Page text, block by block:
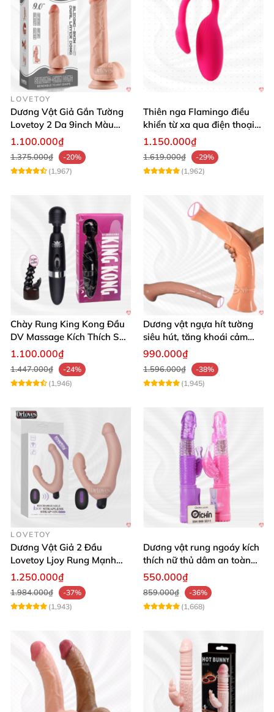
LOVETOY
Dương Vật Giả Gắn Tường
Lovetoy 2 Da 9inch Màu
Flesh Hàng Chính Hãng
1.100.000₫
1.375.000₫
-20%
(1,967)
Thiên nga Flamingo điều
khiển từ xa qua điện thoại
cực dễ dàng
1.150.000₫
1.619.000₫
-29%
(1,962)
Chày Rung King Kong Đầu
DV Massage Kích Thích Sâu
Mạnh Mẽ
1.100.000₫
1.447.000₫
-24%
(1,946)
Dương vật ngựa hít tường
siêu hút, tăng khoái cảm
tận hưởng
990.000₫
1.596.000₫
-38%
(1,945)
LOVETOY
Dương Vật Giả 2 Đầu
Lovetoy Ljoy Rung Mạnh
ĐKTX Hút Sâu
1.250.000₫
1.984.000₫
-37%
(1,943)
Dương vật rung ngoáy kích
thích nữ thủ dâm an toàn
cao cấp
550.000₫
859.000₫
-36%
(1,668)